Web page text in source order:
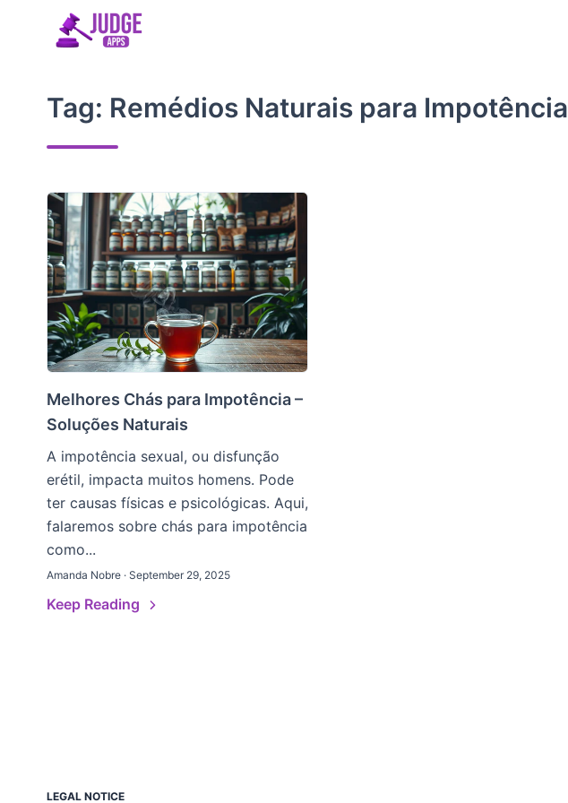
Tag: Remédios Naturais para Impotência
Melhores Chás para Impotência –
Soluções Naturais
A impotência sexual, ou disfunção
erétil, impacta muitos homens. Pode
ter causas físicas e psicológicas. Aqui,
falaremos sobre chás para impotência
como...
Amanda Nobre · September 29, 2025
Keep Reading
LEGAL NOTICE